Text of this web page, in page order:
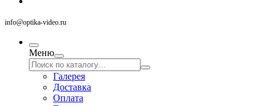
info@optika-video.ru
Меню
Галерея
Доставка
Оплата